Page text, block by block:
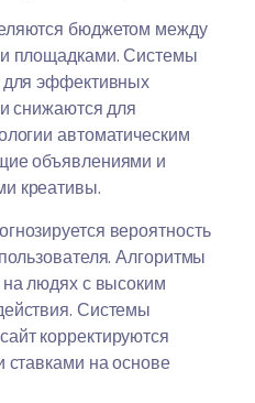
бюджетом между
площадками. Системы
для эффективных
снижаются для
автоматическим
объявлениями и
креативы.
вероятность
Алгоритмы
людях с высоким
Системы
корректируются
ставками на основе